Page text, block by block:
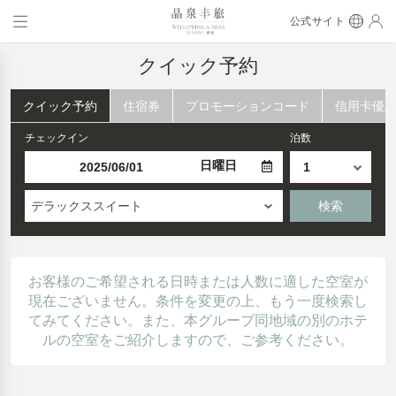
公式サイト
クイック予約
クイック予約 住宿券 プロモーションコード 信用卡優惠
チェックイン
日曜日
泊数
デラックススイート 検索
お客様のご希望される日時または人数に適した空室が
現在ございません。条件を変更の上、もう一度検索し
てみてください。また、本グループ同地域の別のホテ
ルの空室をご紹介しますので、ご参考ください。